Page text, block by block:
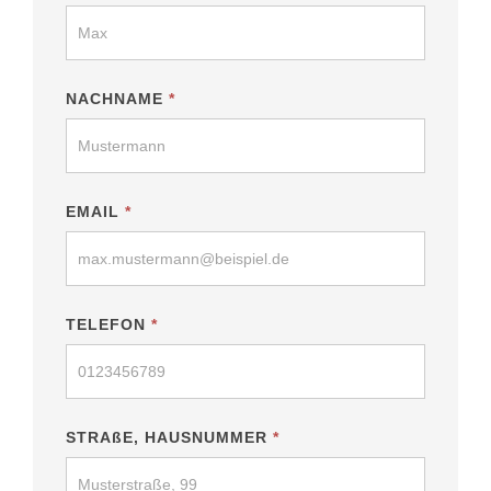
NACHNAME *
EMAIL *
TELEFON *
STRAßE, HAUSNUMMER *